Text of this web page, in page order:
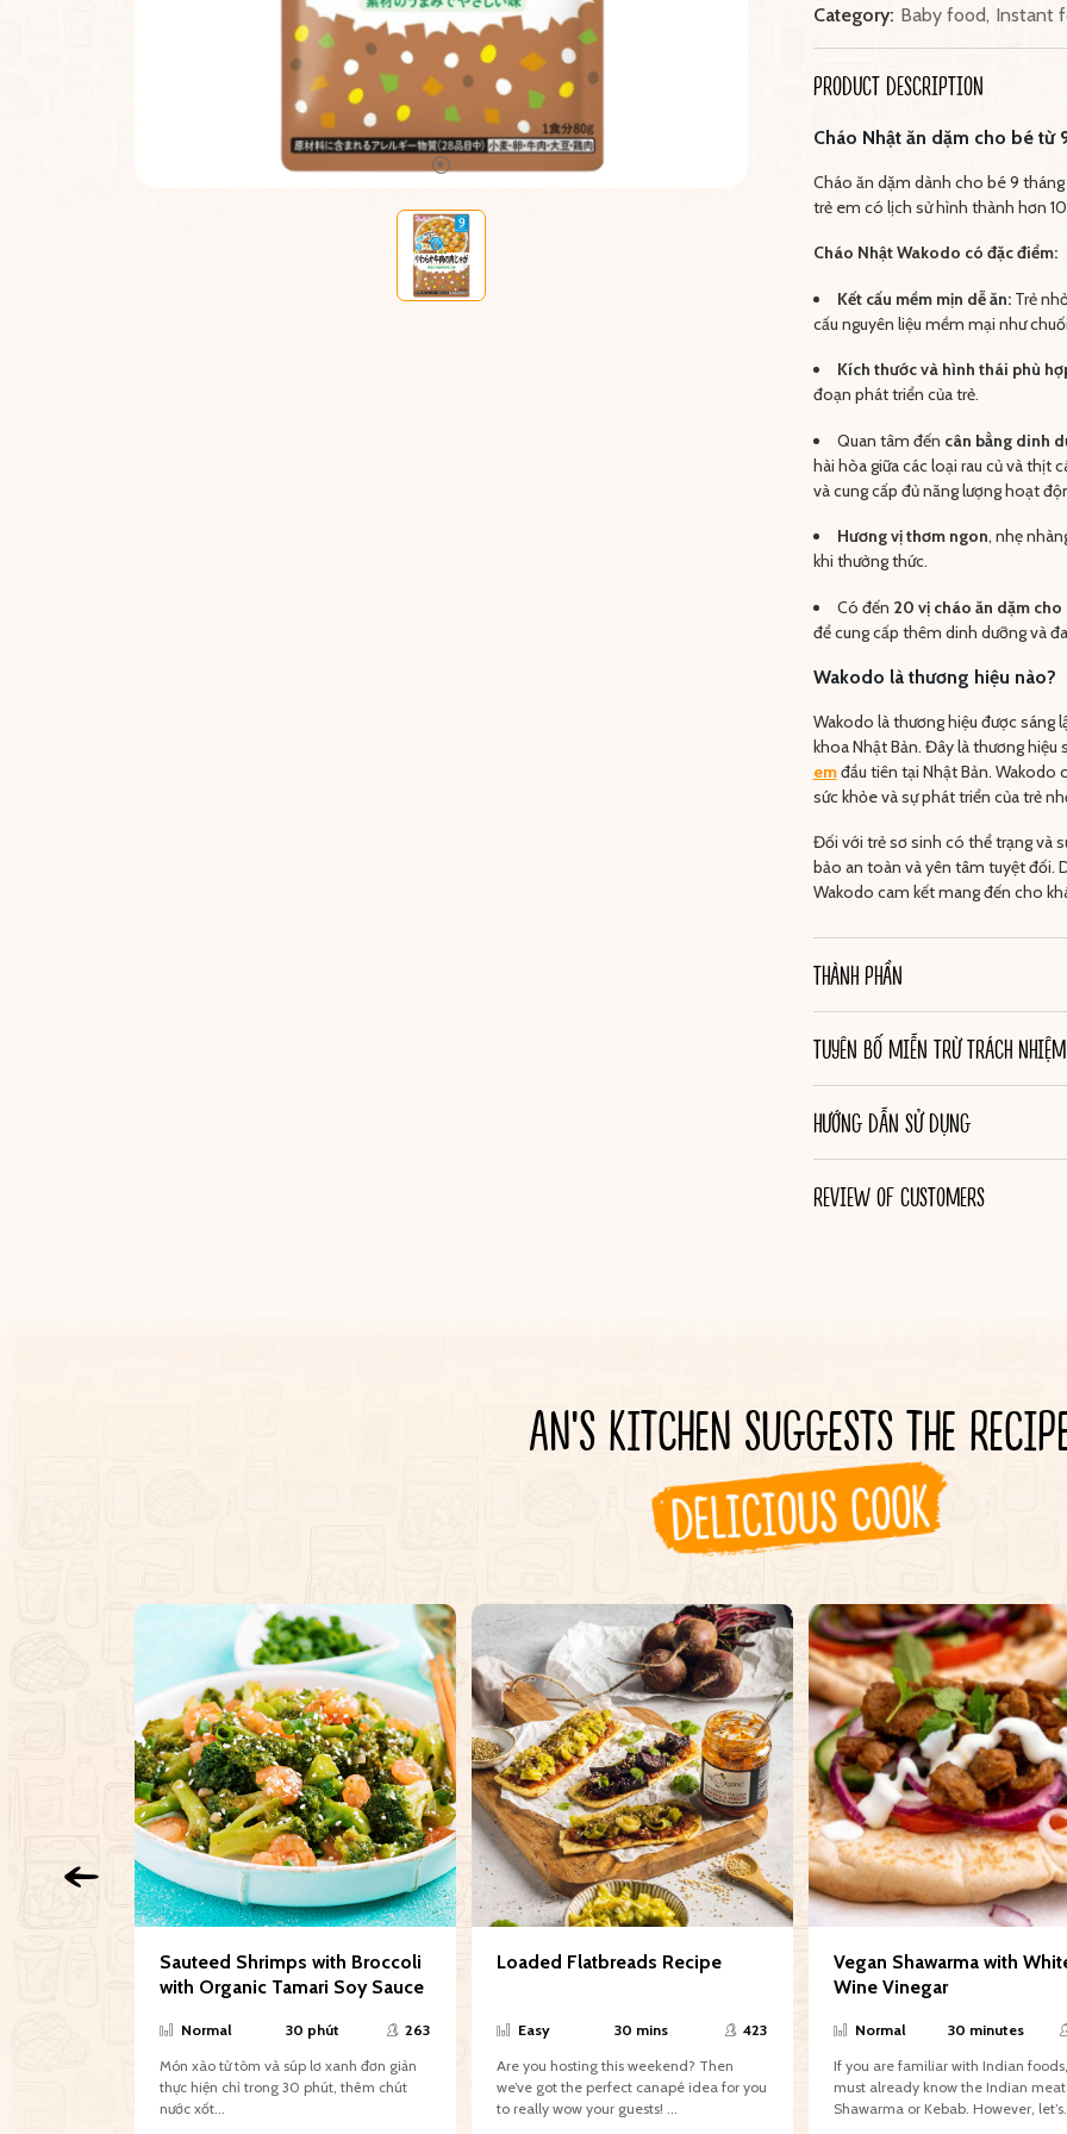
Category: Baby food, Instant
PRODUCT DESCRIPTION
Cháo Nhật ăn dặm cho bé từ
Cháo ăn dặm dành cho bé 9
trẻ em có lịch sử hình thành hơn
Cháo Nhật Wakodo có đặc điểm:
Kết cấu mềm mịn dễ ăn:Trẻ
cấu nguyên liệu mềm mại như
Kích thước và hình thái phù
đoạn phát triển của trẻ.
Quan tâm đến cân bằng dinh
hài hòa giữa các loại rau củ và thịt
và cung cấp đủ năng lượng hoạt
Hương vị thơm ngon, nhẹ
khi thưởng thức.
Có đến 20 vị cháo ăn dặm cho
để cung cấp thêm dinh dưỡng và
Wakodo là thương hiệu nào?
Wakodo là thương hiệu được sáng
khoa Nhật Bản. Đây là thương
emđầu tiên tại Nhật Bản. Wakodo
sức khỏe và sự phát triển của trẻ
Đối với trẻ sơ sinh có thể trạng và
bảo an toàn và yên tâm tuyệt đối.
Wakodo cam kết mang đến cho
THÀNH PHẦN
TUYÊN BỐ MIỄN TRỪ TRÁCH NHIỆM
HƯỚNG DẪN SỬ DỤNG
REVIEW OF CUSTOMERS
AN'S KITCHEN SUGGESTS THE
DELICIOUS COOK
Sauteed Shrimps with Broccoli
with Organic Tamari Soy Sauce
Normal 30 phút 263
Món xào từ tôm và súp lơ xanh đơn giản
thực hiện chỉ trong 30 phút, thêm chút
nước xốt...
Loaded Flatbreads Recipe
Easy 30 mins 423
Are you hosting this weekend?​​​​​​​​ ​​​​​Then
we’ve got the perfect canapé idea for you
Vegan Shawarma with
Wine Vinegar
Normal 30 minutes
If you are familiar with Indian
must already know the Indian
Shawarma or Kebab. However,